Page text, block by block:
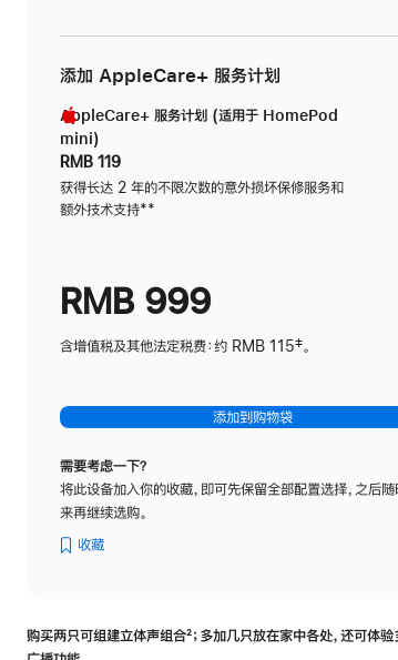
添加 AppleCare+ 服务计划
AppleCare+ 服务计划 (适用于 HomePod
mini)
RMB 119
获得长达 2 年的不限次数的意外损坏保修服务和
额外技术支持脚
**
RMB 999
含增值税及其他法定税费：约 RMB 115‡。
添加到购物袋
需要考虑一下？
将此设备加入你的收藏，即可先保留全部配置选择，之后随
来再继续选购。
收藏
购买两只可组建立体声组合脚
²；多加几只放在家中各处，还可体